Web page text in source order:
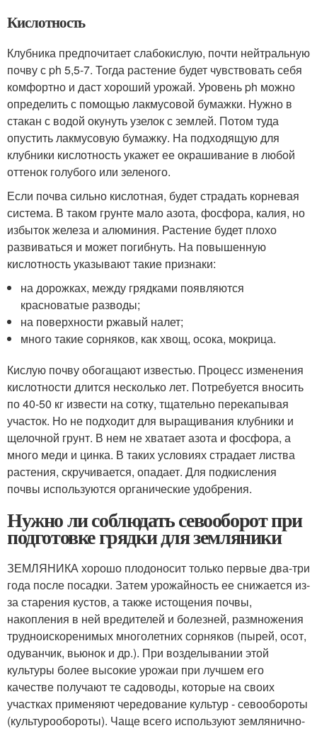
Кислотность
Клубника предпочитает слабокислую, почти нейтральную
почву с ph 5,5-7. Тогда растение будет чувствовать себя
комфортно и даст хороший урожай. Уровень ph можно
определить с помощью лакмусовой бумажки. Нужно в
стакан с водой окунуть узелок с землей. Потом туда
опустить лакмусовую бумажку. На подходящую для
клубники кислотность укажет ее окрашивание в любой
оттенок голубого или зеленого.
Если почва сильно кислотная, будет страдать корневая
система. В таком грунте мало азота, фосфора, калия, но
избыток железа и алюминия. Растение будет плохо
развиваться и может погибнуть. На повышенную
кислотность указывают такие признаки:
на дорожках, между грядками появляются
красноватые разводы;
на поверхности ржавый налет;
много такие сорняков, как хвощ, осока, мокрица.
Кислую почву обогащают известью. Процесс изменения
кислотности длится несколько лет. Потребуется вносить
по 40-50 кг извести на сотку, тщательно перекапывая
участок. Но не подходит для выращивания клубники и
щелочной грунт. В нем не хватает азота и фосфора, а
много меди и цинка. В таких условиях страдает листва
растения, скручивается, опадает. Для подкисления
почвы используются органические удобрения.
Нужно ли соблюдать севооборот при
подготовке грядки для земляники
ЗЕМЛЯНИКА хорошо плодоносит только первые два-три
года после посадки. Затем урожайность ее снижается из-
за старения кустов, а также истощения почвы,
накопления в ней вредителей и болезней, размножения
трудноискоренимых многолетних сорняков (пырей, осот,
одуванчик, вьюнок и др.). При возделывании этой
культуры более высокие урожаи при лучшем его
качестве получают те садоводы, которые на своих
участках применяют чередование культур - севообороты
(культурообороты). Чаще всего используют землянично-